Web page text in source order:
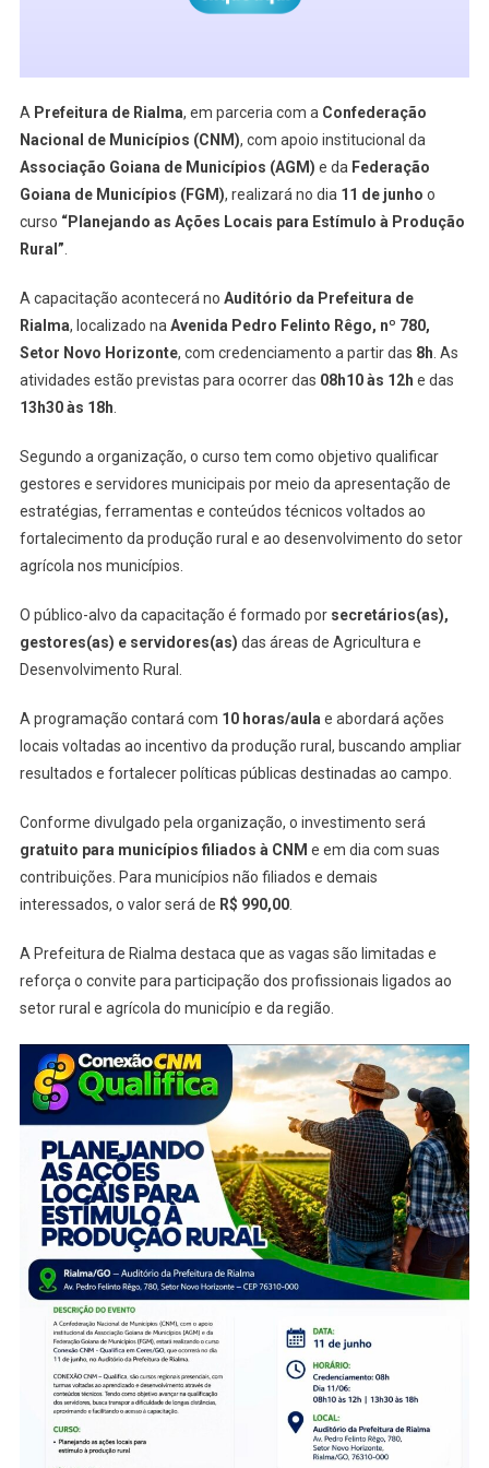
A Prefeitura de Rialma, em parceria com a Confederação
Nacional de Municípios (CNM), com apoio institucional da
Associação Goiana de Municípios (AGM) e da Federação
Goiana de Municípios (FGM), realizará no dia 11 de junho o
curso “Planejando as Ações Locais para Estímulo à Produção
Rural”
A capacitação acontecerá no Auditório da Prefeitura de
Rialma, localizado na Avenida Pedro Felinto Rêgo, nº 780,
Setor Novo Horizonte, com credenciamento a partir das 8h . As
atividades estão previstas para ocorrer das 08h10 às 12h e das
13h30 às 18h
Segundo a organização, o curso tem como objetivo qualificar
gestores e servidores municipais por meio da apresentação de
estratégias, ferramentas e conteúdos técnicos voltados ao
fortalecimento da produção rural e ao desenvolvimento do setor
agrícola nos municípios.
O público-alvo da capacitação é formado por secretários(as),
gestores(as) e servidores(as) das áreas de Agricultura e
Desenvolvimento Rural.
A programação contará com 10 horas/aula e abordará ações
locais voltadas ao incentivo da produção rural, buscando ampliar
resultados e fortalecer políticas públicas destinadas ao campo.
Conforme divulgado pela organização, o investimento será
gratuito para municípios filiados à CNM e em dia com suas
contribuições. Para municípios não filiados e demais
interessados, o valor será de R$ 990,00.
A Prefeitura de Rialma destaca que as vagas são limitadas e
reforça o convite para participação dos profissionais ligados ao
setor rural e agrícola do município e da região.